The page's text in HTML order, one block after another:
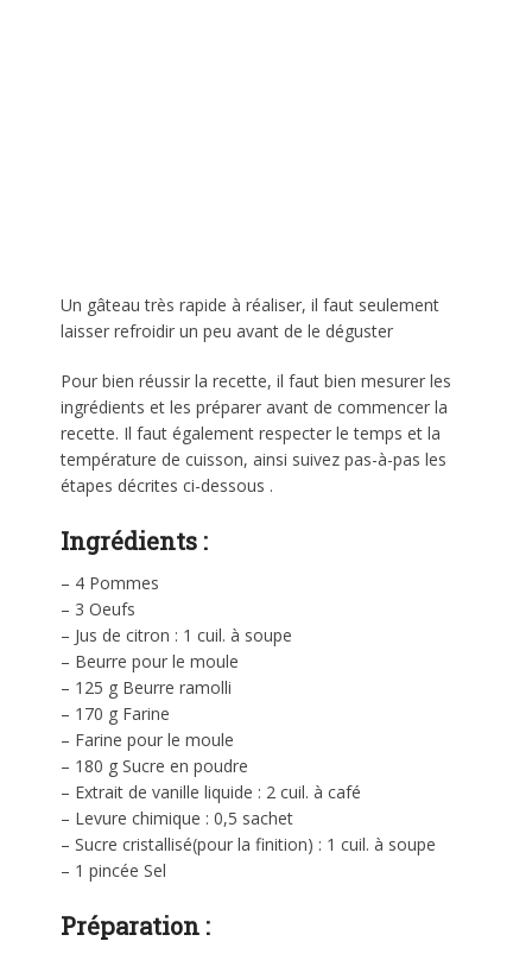
Un gâteau très rapide à réaliser, il faut seulement
laisser refroidir un peu avant de le déguster
Pour bien réussir la recette, il faut bien mesurer les
ingrédients et les préparer avant de commencer la
recette. Il faut également respecter le temps et la
température de cuisson, ainsi suivez pas-à-pas les
étapes décrites ci-dessous .
Ingrédients :
– 4 Pommes
– 3 Oeufs
– Jus de citron : 1 cuil. à soupe
– Beurre pour le moule
– 125 g Beurre ramolli
– 170 g Farine
– Farine pour le moule
– 180 g Sucre en poudre
– Extrait de vanille liquide : 2 cuil. à café
– Levure chimique : 0,5 sachet
– Sucre cristallisé(pour la finition) : 1 cuil. à soupe
– 1 pincée Sel
Préparation :